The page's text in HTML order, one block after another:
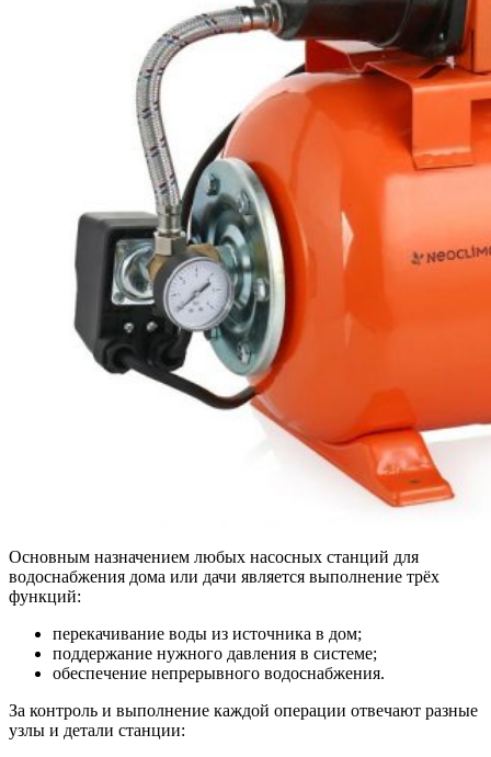
Основным назначением любых насосных станций для
водоснабжения дома или дачи является выполнение трёх
функций:
перекачивание воды из источника в дом;
поддержание нужного давления в системе;
обеспечение непрерывного водоснабжения.
За контроль и выполнение каждой операции отвечают разные
узлы и детали станции: